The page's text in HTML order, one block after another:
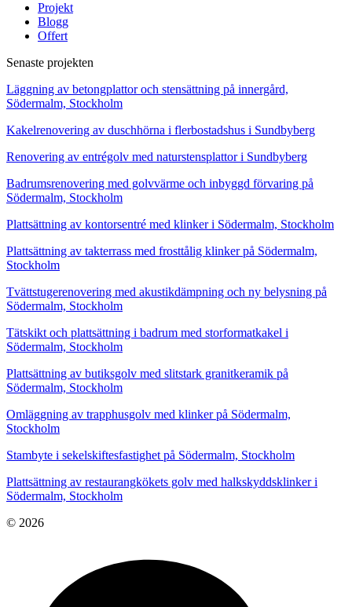
Projekt
Blogg
Offert
Senaste projekten
Läggning av betongplattor och stensättning på innergård,
Södermalm, Stockholm
Kakelrenovering av duschhörna i flerbostadshus i Sundbyberg
Renovering av entrégolv med naturstensplattor i Sundbyberg
Badrumsrenovering med golvvärme och inbyggd förvaring på
Södermalm, Stockholm
Plattsättning av kontorsentré med klinker i Södermalm, Stockholm
Plattsättning av takterrass med frosttålig klinker på Södermalm,
Stockholm
Tvättstugerenovering med akustikdämpning och ny belysning på
Södermalm, Stockholm
Tätskikt och plattsättning i badrum med storformatkakel i
Södermalm, Stockholm
Plattsättning av butiksgolv med slitstark granitkeramik på
Södermalm, Stockholm
Omläggning av trapphusgolv med klinker på Södermalm,
Stockholm
Stambyte i sekelskiftesfastighet på Södermalm, Stockholm
Plattsättning av restaurangkökets golv med halkskyddsklinker i
Södermalm, Stockholm
© 2026